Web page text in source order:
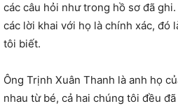
các câu hỏi như trong hồ sơ đã
các lời khai với họ là chính xác, đó
tôi biết.
Ông Trịnh Xuân Thanh là anh họ
nhau từ bé, cả hai chúng tôi đều